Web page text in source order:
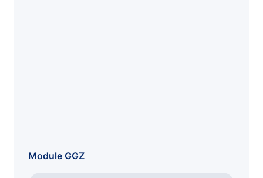
Module GGZ